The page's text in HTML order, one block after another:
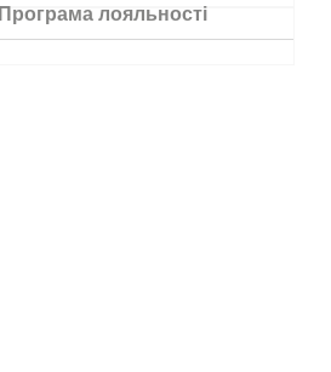
Програма лояльності